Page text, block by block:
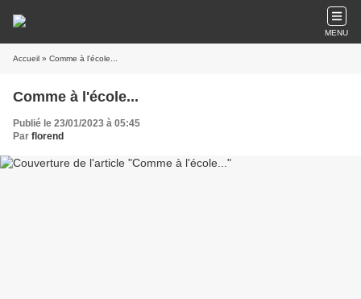
MENU
Accueil » Comme à l'école...
Comme à l'école...
Publié le 23/01/2023 à 05:45
Par florend